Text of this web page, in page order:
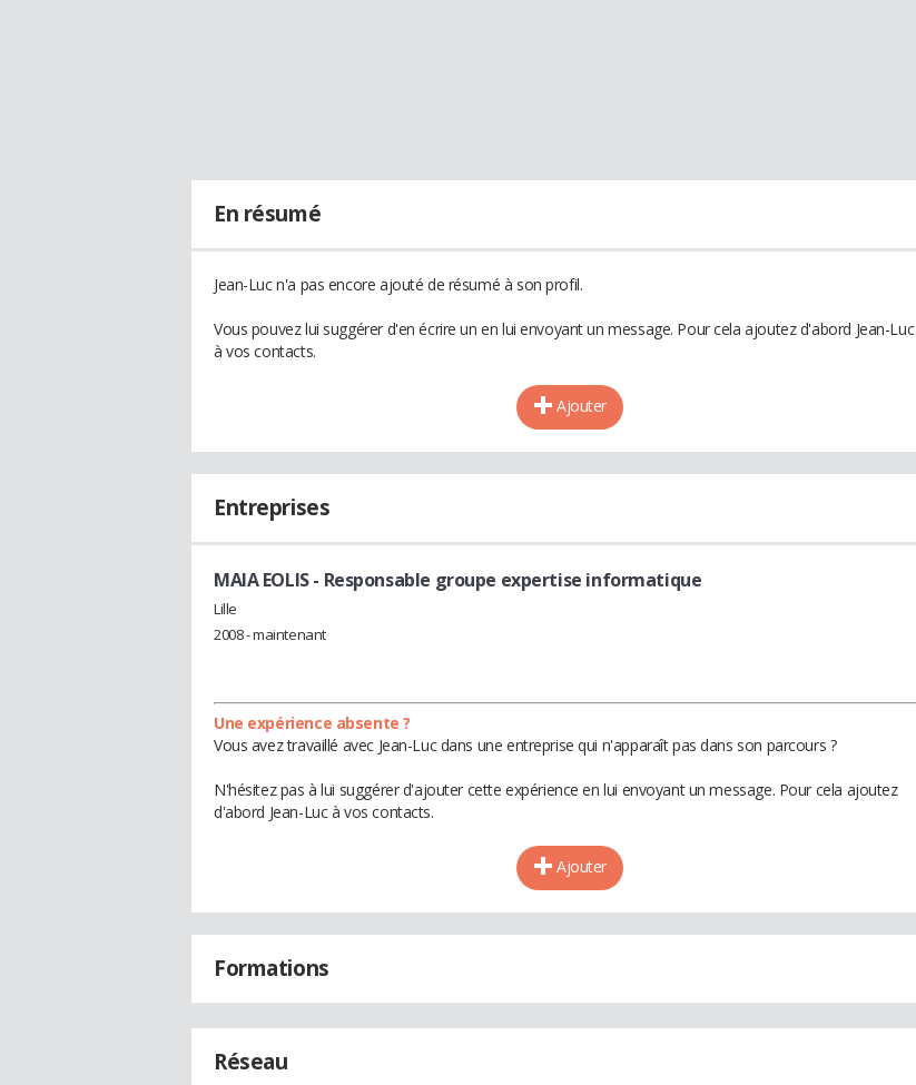
En résumé
Jean-Luc n'a pas encore ajouté de résumé à son profil.
Vous pouvez lui suggérer d'en écrire un en lui envoyant un message. Pour cela ajoutez d'abord Jean-Luc
à vos contacts.
Ajouter
Entreprises
MAIA EOLIS- Responsable groupe expertise informatique
Lille
2008 - maintenant
Une expérience absente ?
Vous avez travaillé avec Jean-Luc dans une entreprise qui n'apparaît pas dans son parcours ?
N'hésitez pas à lui suggérer d'ajouter cette expérience en lui envoyant un message. Pour cela ajoutez
d'abord Jean-Luc à vos contacts.
Ajouter
Formations
Réseau